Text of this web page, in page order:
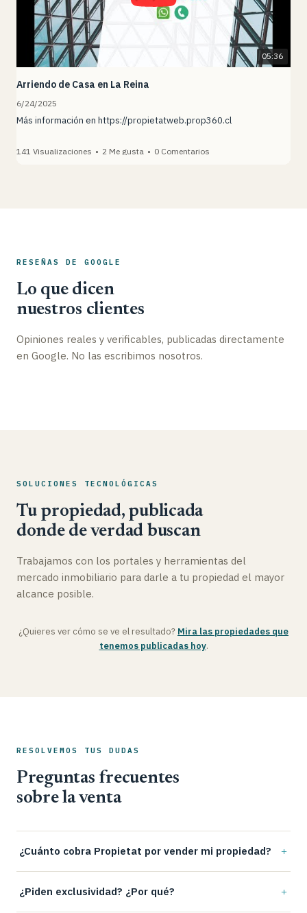
05:36
Arriendo de Casa en La Reina
6/24/2025
Más información en https://propietatweb.prop360.cl
141 Visualizaciones • 2 Me gusta • 0 Comentarios
RESEÑAS DE GOOGLE
Lo que dicen
nuestros clientes
Opiniones reales y verificables, publicadas directamente
en Google. No las escribimos nosotros.
SOLUCIONES TECNOLÓGICAS
Tu propiedad, publicada
donde de verdad buscan
Trabajamos con los portales y herramientas del
mercado inmobiliario para darle a tu propiedad el mayor
alcance posible.
¿Quieres ver cómo se ve el resultado? Mira las propiedades que
tenemos publicadas hoy.
RESOLVEMOS TUS DUDAS
Preguntas frecuentes
sobre la venta
¿Cuánto cobra Propietat por vender mi propiedad?
¿Piden exclusividad? ¿Por qué?